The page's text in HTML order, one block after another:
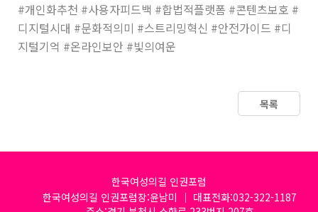
#개인화추천 #사용자피드백 #합법적플랫폼 #콘텐츠보호 #
디지털시대 #문화적의미 #스트리밍혁신 #안전가이드 #디
지털기억 #온라인보안 #빛의여운
목록
한국여성의길 인권포럼
한국여성의길 인권포럼장:윤남미 │ 대표전화:032-322-1187